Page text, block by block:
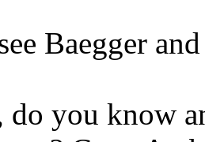
Baegger
do you know